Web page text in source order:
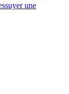
une